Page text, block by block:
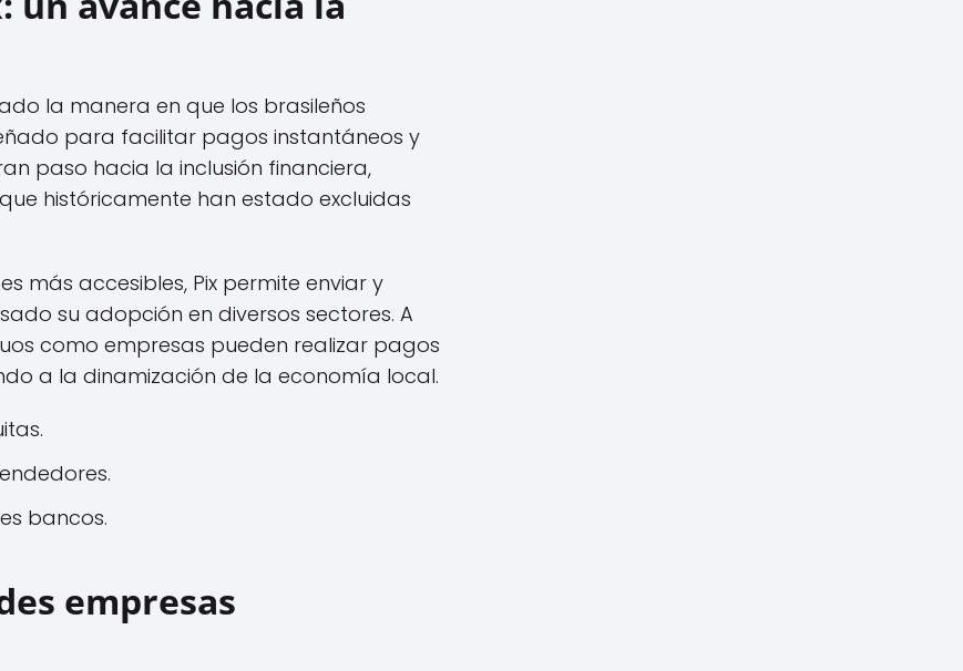
la manera en que los brasileños
para facilitar pagos instantáneos y
paso hacia la inclusión financiera,
históricamente han estado excluidas
más accesibles, Pix permite enviar y
su adopción en diversos sectores. A
como empresas pueden realizar pagos
a la dinamización de la economía local.
bancos.
empresas